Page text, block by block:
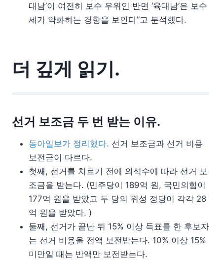
대남’이 여전히 보수 우위인 반면 ‘육대남’은 보수
세가 약화하는 경향을 보인다”고 분석했다.
더 깊게 읽기.
선거 보조금 두 번 받는 이유.
동아일보가 정리했다. 선거 보조금과 선거 비용
보전금이 다르다.
첫째, 선거를 치르기 전에 의석수에 따라 선거 보
조금을 받는다. (민주당이 189억 원, 국민의힘이
177억 원을 받았고 두 당의 위성 정당이 각각 28
억 원을 받았다. )
둘째, 선거가 끝난 뒤 15% 이상 득표를 한 후보자
는 선거 비용을 전액 보전받는다. 10% 이상 15%
미만일 때는 반액만 보전받는다.